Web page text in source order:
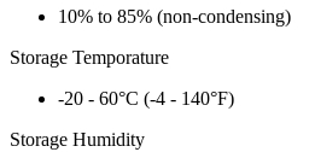
10% to 85% (non-condensing)
Storage Temporature
-20 - 60°C (-4 - 140°F)
Storage Humidity